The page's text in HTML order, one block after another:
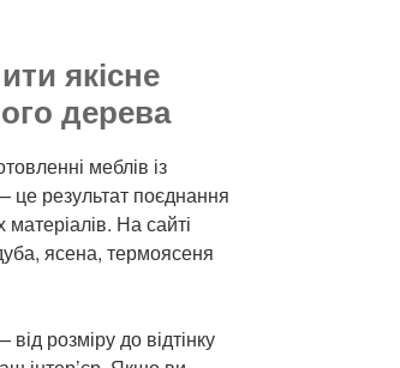
якісне
дерева
меблів із
це результат поєднання
На сайті
ясена, термоясеня
розміру до відтінку